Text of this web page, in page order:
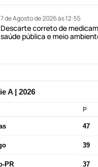
7 de Agosto de 2026 às 12:55
Descarte correto de
saúde pública e meio